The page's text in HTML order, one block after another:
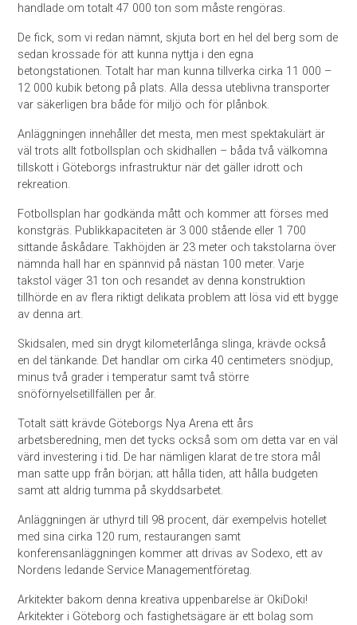
handlade om totalt 47 000 ton som måste rengöras.
De fick, som vi redan nämnt, skjuta bort en hel del berg som de
sedan krossade för att kunna nyttja i den egna
betongstationen. Totalt har man kunna tillverka cirka 11 000 –
12 000 kubik betong på plats. Alla dessa uteblivna transporter
var säkerligen bra både för miljö och för plånbok.
Anläggningen innehåller det mesta, men mest spektakulärt är
väl trots allt fotbollsplan och skidhallen – båda två välkomna
tillskott i Göteborgs infrastruktur när det gäller idrott och
rekreation.
Fotbollsplan har godkända mått och kommer att förses med
konstgräs. Publikkapaciteten är 3 000 stående eller 1 700
sittande åskådare. Takhöjden är 23 meter och takstolarna över
nämnda hall har en spännvid på nästan 100 meter. Varje
takstol väger 31 ton och resandet av denna konstruktion
tillhörde en av flera riktigt delikata problem att lösa vid ett bygge
av denna art.
Skidsalen, med sin drygt kilometerlånga slinga, krävde också
en del tänkande. Det handlar om cirka 40 centimeters snödjup,
minus två grader i temperatur samt två större
snöförnyelsetillfällen per år.
Totalt sätt krävde Göteborgs Nya Arena ett års
arbetsberedning, men det tycks också som om detta var en väl
värd investering i tid. De har nämligen klarat de tre stora mål
man satte upp från början; att hålla tiden, att hålla budgeten
samt att aldrig tumma på skyddsarbetet.
Anläggningen är uthyrd till 98 procent, där exempelvis hotellet
med sina cirka 120 rum, restaurangen samt
konferensanläggningen kommer att drivas av Sodexo, ett av
Nordens ledande Service Managementföretag.
Arkitekter bakom denna kreativa uppenbarelse är OkiDoki!
Arkitekter i Göteborg och fastighetsägare är ett bolag som